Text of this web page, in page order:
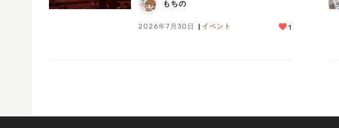
もちの
2026年7月30日 イベント 1